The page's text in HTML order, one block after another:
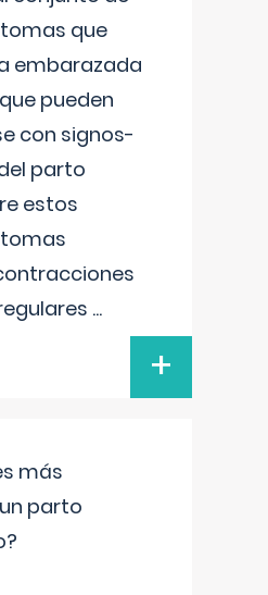
que
embarazada
pueden
con signos-
parto
estos
...
+
más
parto